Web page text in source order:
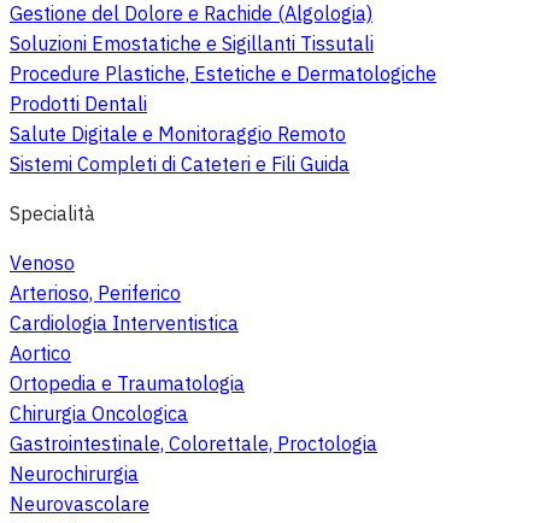
Gestione del Dolore e Rachide (Algologia)
Soluzioni Emostatiche e Sigillanti Tissutali
Procedure Plastiche, Estetiche e Dermatologiche
Prodotti Dentali
Salute Digitale e Monitoraggio Remoto
Sistemi Completi di Cateteri e Fili Guida
Specialità
Venoso
Arterioso, Periferico
Cardiologia Interventistica
Aortico
Ortopedia e Traumatologia
Chirurgia Oncologica
Gastrointestinale, Colorettale, Proctologia
Neurochirurgia
Neurovascolare